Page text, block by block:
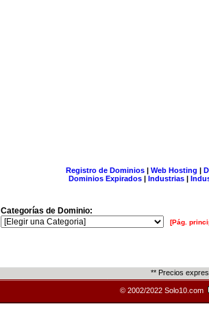
Registro de Dominios| Web Hosting |
Dominios Expirados | Industrias |
Categorías de Dominio:
[Pág.
** Precios
© 2002/2022 Solo10.com